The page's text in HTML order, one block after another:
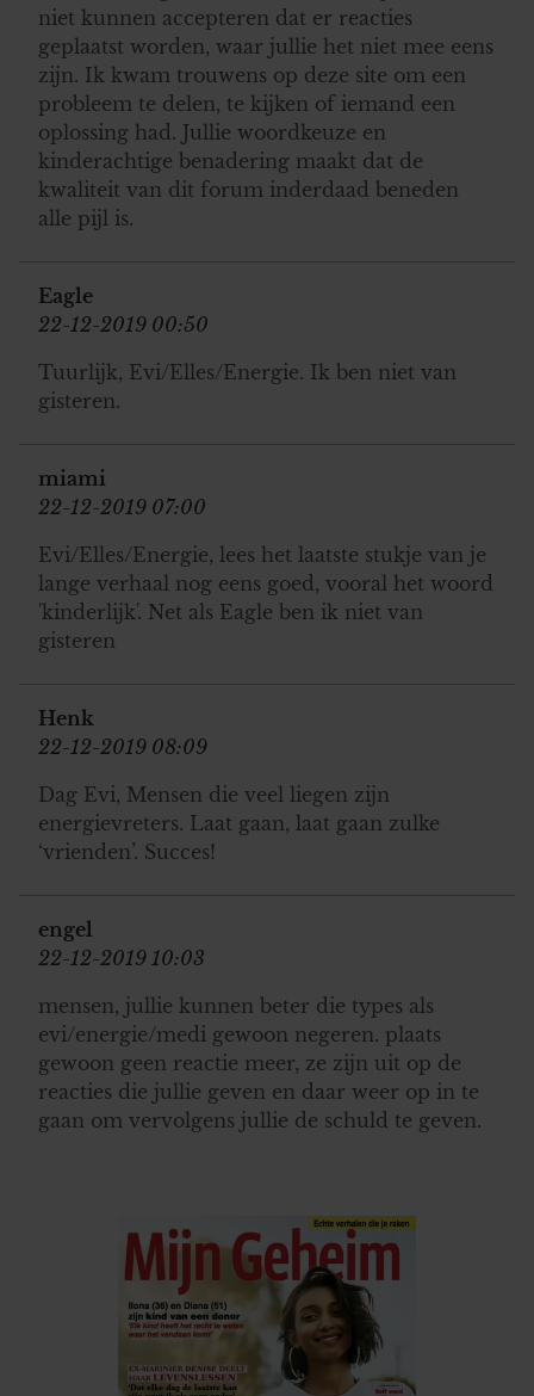
niet kunnen accepteren dat er reacties
geplaatst worden, waar jullie het niet mee eens
zijn. Ik kwam trouwens op deze site om een
probleem te delen, te kijken of iemand een
oplossing had. Jullie woordkeuze en
kinderachtige benadering maakt dat de
kwaliteit van dit forum inderdaad beneden
alle pijl is.
Eagle
22-12-2019 00:50
Tuurlijk, Evi/Elles/Energie. Ik ben niet van
gisteren.
miami
22-12-2019 07:00
Evi/Elles/Energie, lees het laatste stukje van je
lange verhaal nog eens goed, vooral het woord
'kinderlijk'. Net als Eagle ben ik niet van
gisteren
Henk
22-12-2019 08:09
Dag Evi, Mensen die veel liegen zijn
energievreters. Laat gaan, laat gaan zulke
‘vrienden’. Succes!
engel
22-12-2019 10:03
mensen, jullie kunnen beter die types als
evi/energie/medi gewoon negeren. plaats
gewoon geen reactie meer, ze zijn uit op de
reacties die jullie geven en daar weer op in te
gaan om vervolgens jullie de schuld te geven.